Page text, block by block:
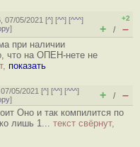
07/05/2021 [^] [^^] [^^^]
]
+2
+ / –
при наличии
что на ОПЕН-нете не
показать
05/2021 [^] [^^] [^^^]
] + / –
Оно и так компилится по
лишь 1... текст свёрнут,